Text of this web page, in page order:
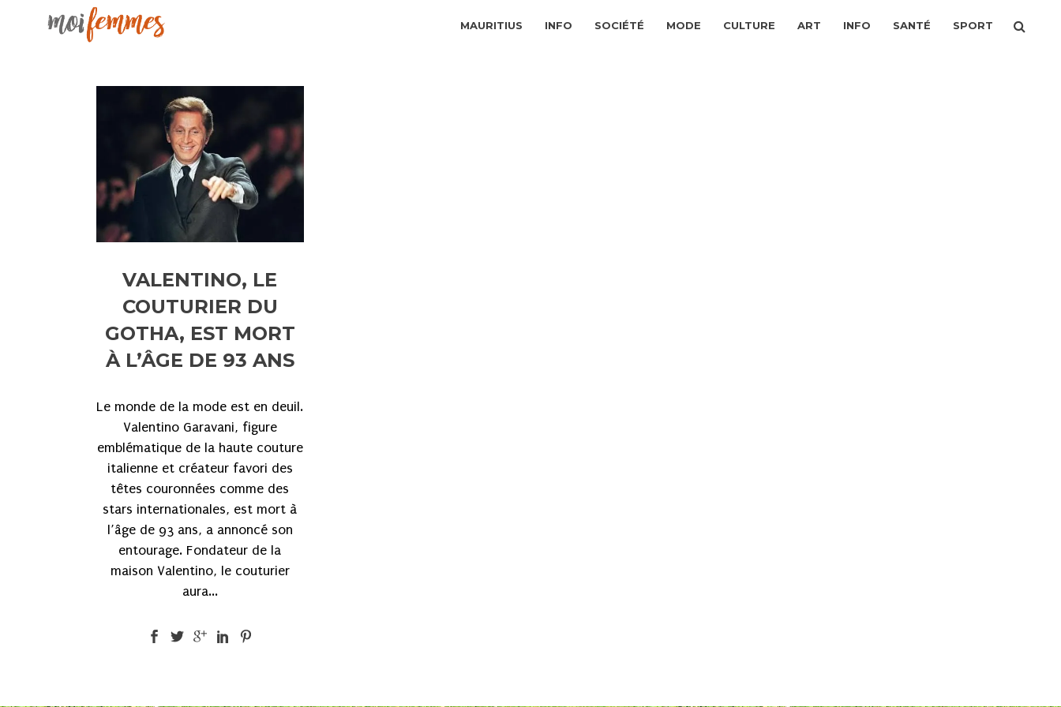
MAURITIUS INFO SOCIÉTÉ MODE CULTURE ART INFO SANTÉ SPORT
VALENTINO, LE
COUTURIER DU
GOTHA, EST MORT
À L’ÂGE DE 93 ANS
Le monde de la mode est en deuil.
Valentino Garavani, figure
emblématique de la haute couture
italienne et créateur favori des
têtes couronnées comme des
stars internationales, est mort à
l’âge de 93 ans, a annoncé son
entourage. Fondateur de la
maison Valentino, le couturier
aura...